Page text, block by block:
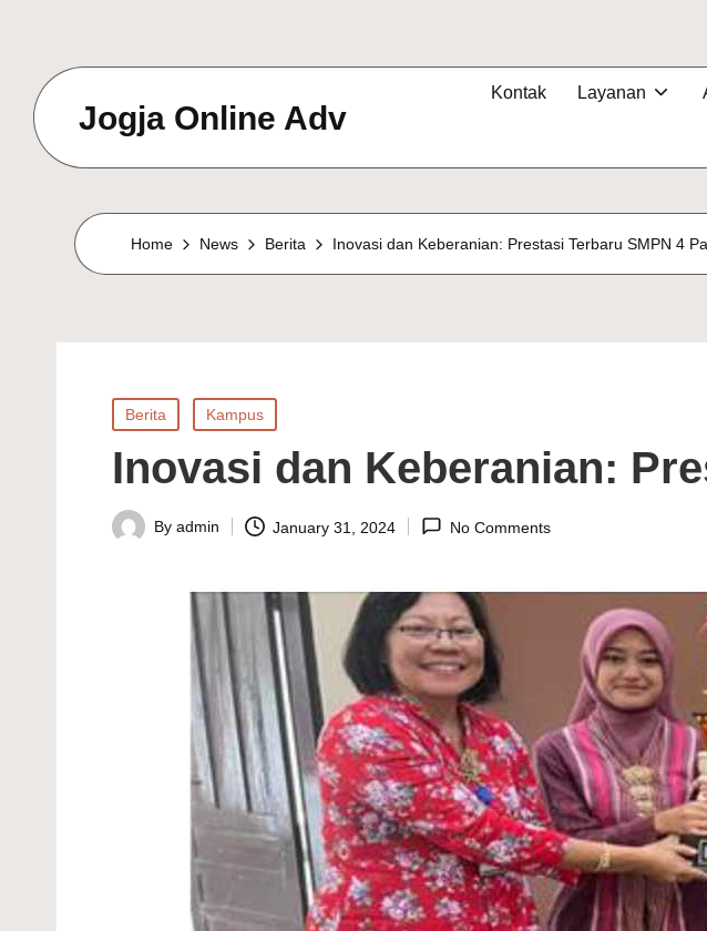
Jogja Online Adv
&
Connection
Kontak Layanan
Home News Berita Inovasi dan Keberanian: Prestasi Terbaru SMPN 4
Posted
in
Berita Kampus
Inovasi dan Keberanian:
PostedBy admin January 31, 2024 No Comments